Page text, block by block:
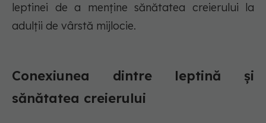
leptinei de a menține sănătatea creierului la
adulții de vârstă mijlocie.
Conexiunea dintre leptină și
sănătatea creierului